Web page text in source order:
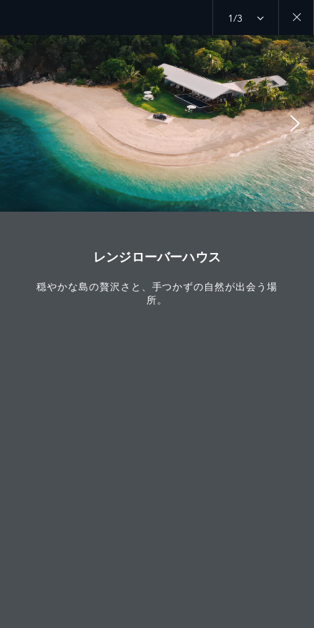
1/3
Close
gallery
レンジローバーハウス
穏やかな島の贅沢さと、手つかずの自然が出会う場
所。